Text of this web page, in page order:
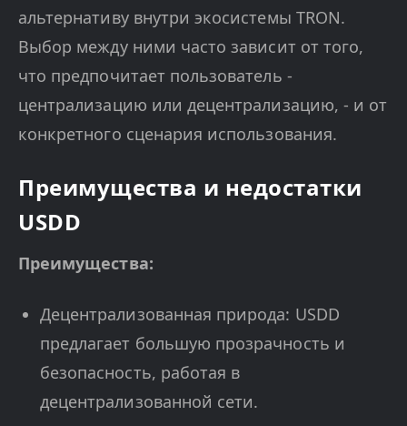
альтернативу внутри экосистемы TRON.
Выбор между ними часто зависит от того,
что предпочитает пользователь -
централизацию или децентрализацию, - и от
конкретного сценария использования.
Преимущества и недостатки
USDD
Преимущества:
Децентрализованная природа: USDD
предлагает большую прозрачность и
безопасность, работая в
децентрализованной сети.